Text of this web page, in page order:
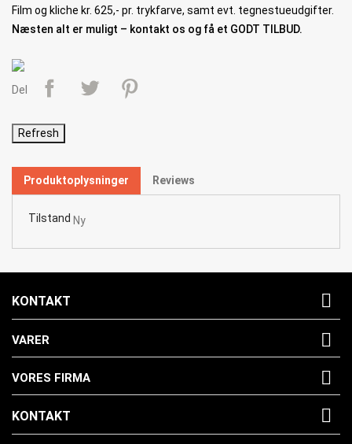
Film og kliche kr. 625,- pr. trykfarve, samt evt. tegnestueudgifter.
Næsten alt er muligt – kontakt os og få et GODT TILBUD.
Del
Produktoplysninger Reviews
Tilstand Ny
KONTAKT 
VARER 
VORES FIRMA 
KONTAKT 